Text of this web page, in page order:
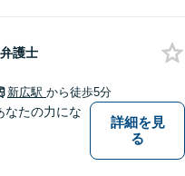
弁護士
新広駅 から徒歩5分
なたの力にな
詳細を見
る